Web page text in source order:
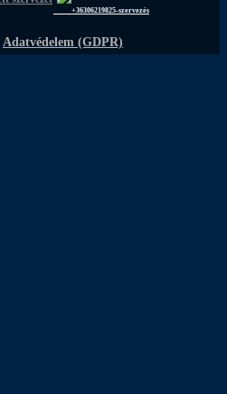
+36306219825-szervezés
Adatvédelem (GDPR)